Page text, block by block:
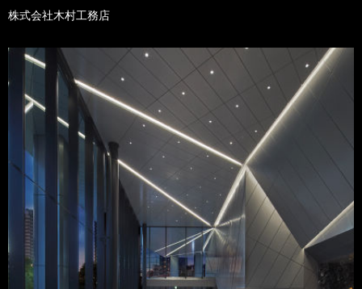
株式会社木村工務店